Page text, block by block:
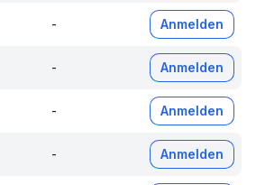
- Anmelden
- Anmelden
- Anmelden
- Anmelden